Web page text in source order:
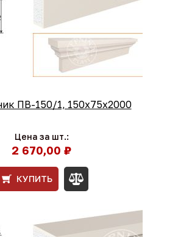
ПВ-150/1, 150х75х2000
Цена за шт.:
2 670,00 ₽
КУПИТЬ